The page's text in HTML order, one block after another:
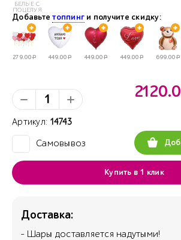
БЕЛЫЕ С
ПОЦЕЛУЯМИ
Добавьтетоппинг и получите скидку:
279.00Р 449.00Р 449.00Р 449.00Р 699.00Р
Артикул: 14743
Самовывоз
Купить в 1 клик
Доставка:
- Шары доставляется надутыми!